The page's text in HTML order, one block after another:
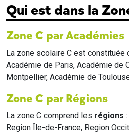
Qui est dans la
Zone C par Académies
La zone scolaire C est constituée
Académie de Paris, Académie de
Montpellier, Académie de
Zone C par Régions
La zone C comprend les régions :
Region Île-de-France, Region